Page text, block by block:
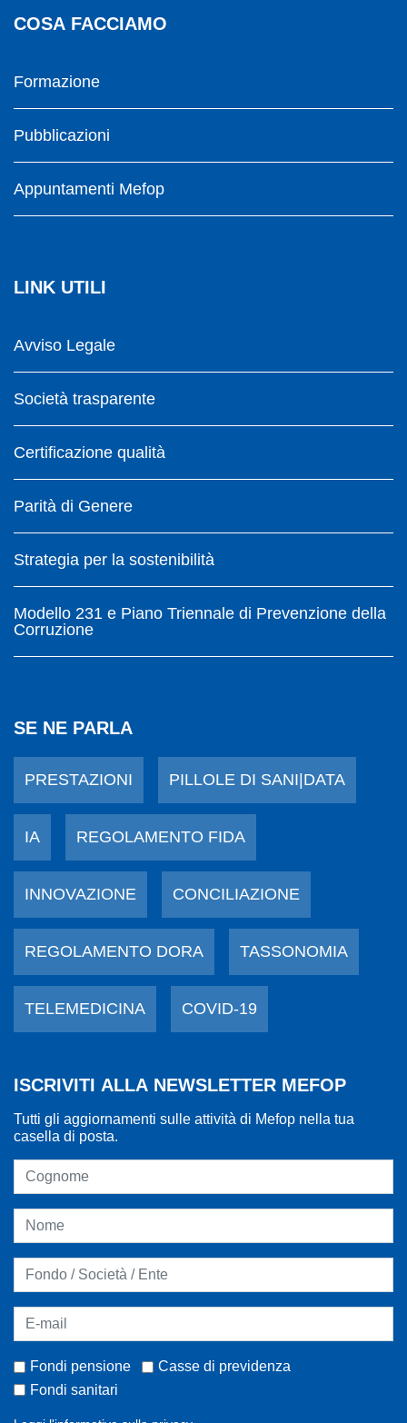
COSA FACCIAMO
Formazione
Pubblicazioni
Appuntamenti Mefop
LINK UTILI
Avviso Legale
Società trasparente
Certificazione qualità
Parità di Genere
Strategia per la sostenibilità
Modello 231 e Piano Triennale di Prevenzione della
Corruzione
SE NE PARLA
PRESTAZIONI PILLOLE DI SANI|DATA
IA REGOLAMENTO FIDA
INNOVAZIONE CONCILIAZIONE
REGOLAMENTO DORA TASSONOMIA
TELEMEDICINA COVID-19
ISCRIVITI ALLA NEWSLETTER MEFOP
Tutti gli aggiornamenti sulle attività di Mefop nella tua
casella di posta.
Fondi pensione
Casse di previdenza
Fondi sanitari